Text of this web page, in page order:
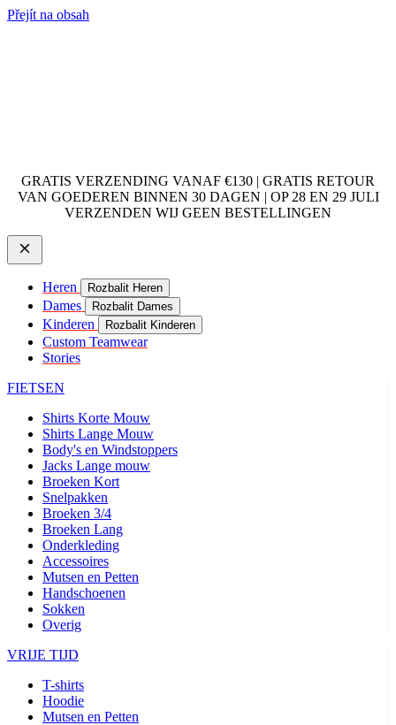
Přejít na obsah
GRATIS VERZENDING VANAF €130 | GRATIS RETOUR
VAN GOEDEREN BINNEN 30 DAGEN | OP 28 EN 29 JULI
VERZENDEN WIJ GEEN BESTELLINGEN
Heren Rozbalit Heren
Dames Rozbalit Dames
Kinderen Rozbalit Kinderen
Custom Teamwear
Stories
FIETSEN
Shirts Korte Mouw
Shirts Lange Mouw
Body's en Windstoppers
Jacks Lange mouw
Broeken Kort
Snelpakken
Broeken 3/4
Broeken Lang
Onderkleding
Accessoires
Mutsen en Petten
Handschoenen
Sokken
Overig
VRIJE TIJD
T-shirts
Hoodie
Mutsen en Petten